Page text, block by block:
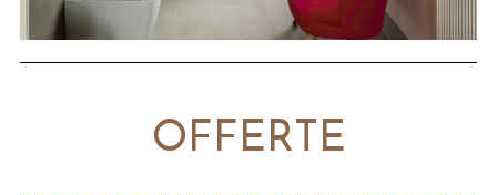
OFFERTE